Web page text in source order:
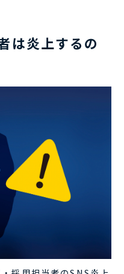
は炎上するの